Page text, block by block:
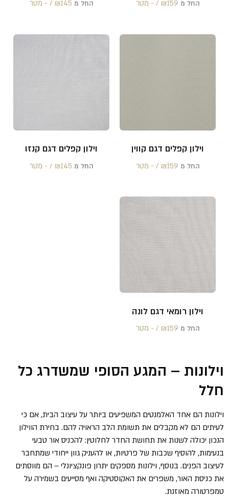
החל מ ₪159 /‏‏‎ ‎- מטר החל מ ₪145 /‏‏‎ ‎- מטר
וילון קפלים דגם קווין
החל מ ₪159 /‏‏‎ ‎- מטר
וילון קפלים דגם קנזו
החל מ ₪145 /‏‏‎ ‎- מטר
וילון רומאי דגם לונה
החל מ ₪159 /‏‏‎ ‎- מטר
וילונות – המגע הסופי שמשדרג כל
חלל
וילונות הם אחד האלמנטים המשפיעים ביותר על עיצוב הבית, אם כי
לעיתים הם לא מקבלים את תשומת הלב הראויה להם. בחירת הווילון
הנכון יכולה לשנות את תחושת החדר לחלוטין: להכניס אור טבעי
בנעימות, להוסיף שכבות של פרטיות, או להעניק גוון ייחודי שמתחבר
לעיצוב הפנים. בנוסף, וילונות מספקים יתרון פונקציונלי – הם מווסתים
את כניסת האור, משפרים את האקוסטיקה ואף מסייעים בשמירה על
טמפרטורה מאוזנת.